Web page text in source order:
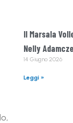
Il Marsala
Nelly
14 Giugno 2026
Leggi »